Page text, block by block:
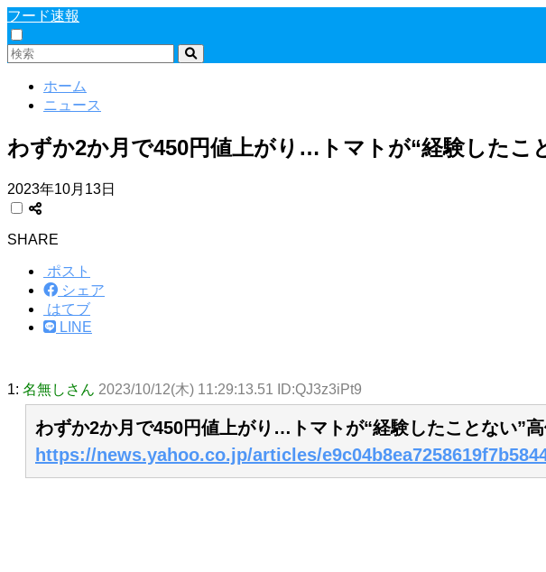
フード速報
ホーム
ニュース
わずか2か月で450円値上がり…トマトが“経験したこ
2023年10月13日
SHARE
ポスト
シェア
はてブ
LINE
1: 名無しさん 2023/10/12(木) 11:29:13.51 ID:QJ3z3iPt9
わずか2か月で450円値上がり…トマトが“経験したことない”
https://news.yahoo.co.jp/articles/